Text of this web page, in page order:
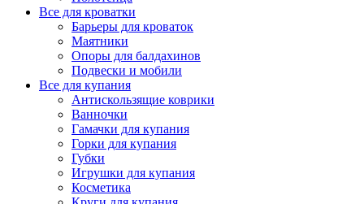
Все для кроватки
Барьеры для кроваток
Маятники
Опоры для балдахинов
Подвески и мобили
Все для купания
Антискользящие коврики
Ванночки
Гамачки для купания
Горки для купания
Губки
Игрушки для купания
Косметика